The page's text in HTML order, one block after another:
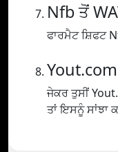
Nfb ਤੋਂ
ਫਾਰਮੈਟ ਸ਼ਿਫਟ
ਜੇਕਰ ਤੁਸੀਂ
ਤਾਂ ਇਸਨੂੰ ਸਾਂਝਾ